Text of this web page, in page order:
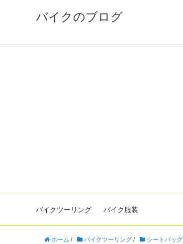
バイクのブログ
バイクツーリング バイク服装
ホーム / バイクツーリング / シートバッグ